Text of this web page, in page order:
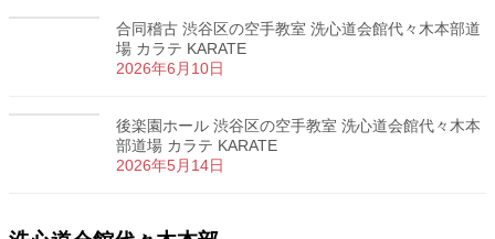
合同稽古 渋谷区の空手教室 洗心道会館代々木本部道
場 カラテ KARATE
2026年6月10日
後楽園ホール 渋谷区の空手教室 洗心道会館代々木本
部道場 カラテ KARATE
2026年5月14日